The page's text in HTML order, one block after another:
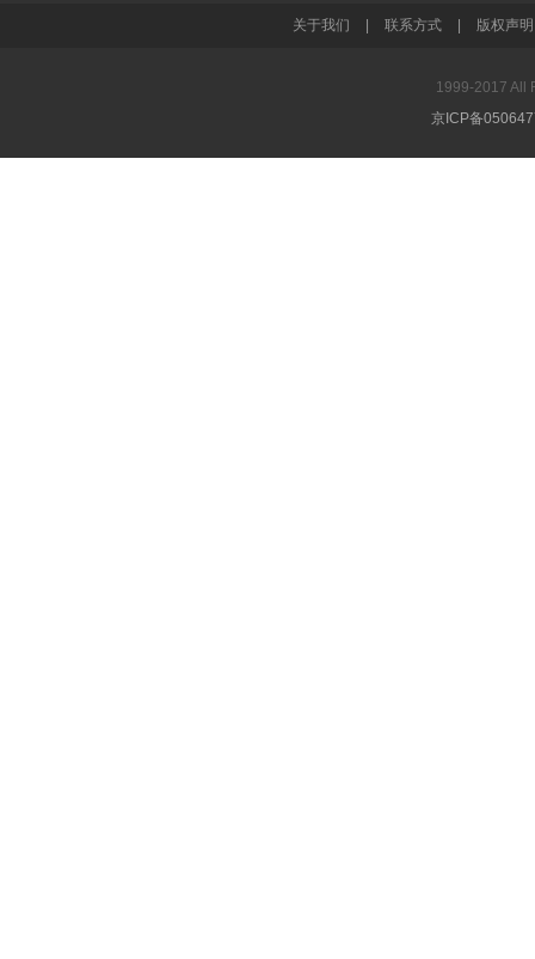
关于我们 | 联系方式 | 版权声明
1999-2017 All
京ICP备